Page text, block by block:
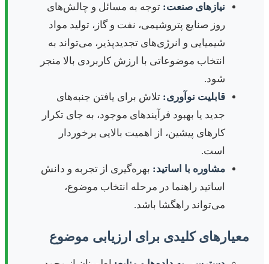
نیازهای صنعت: توجه به مسائل و چالش‌های
روز صنایع پتروشیمی، نفت و گاز، تولید مواد
شیمیایی و انرژی‌های تجدیدپذیر، می‌تواند به
انتخاب موضوعاتی با ارزش کاربردی بالا منجر
شود.
قابلیت نوآوری: تلاش برای یافتن جنبه‌های
جدید یا بهبود فرآیندهای موجود، به جای تکرار
کارهای پیشین، از اهمیت بالایی برخوردار
است.
مشاوره با اساتید: بهره‌گیری از تجربه و دانش
اساتید راهنما در مرحله انتخاب موضوع،
می‌تواند راهگشا باشد.
معیارهای کلیدی برای ارزیابی موضوع